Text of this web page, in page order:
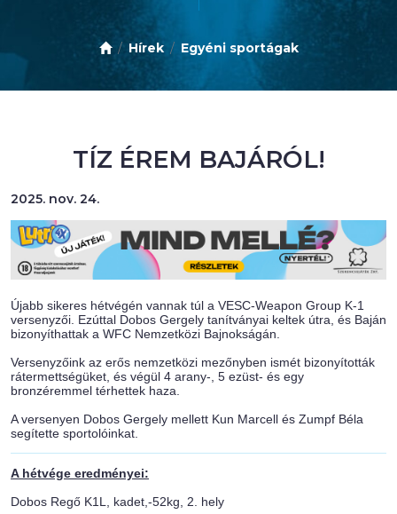
Hírek Egyéni sportágak
TÍZ ÉREM BAJÁRÓL!
2025. nov. 24.
Újabb sikeres hétvégén vannak túl a VESC-Weapon Group K-1
versenyzői. Ezúttal Dobos Gergely tanítványai keltek útra, és Baján
bizonyíthattak a WFC Nemzetközi Bajnokságán.
Versenyzőink az erős nemzetközi mezőnyben ismét bizonyították
rátermettségüket, és végül 4 arany-, 5 ezüst- és egy
bronzéremmel térhettek haza.
A versenyen Dobos Gergely mellett Kun Marcell és Zumpf Béla
segítette sportolóinkat.
A hétvége eredményei:
Dobos Regő K1L, kadet,-52kg, 2. hely